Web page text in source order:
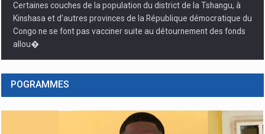
Certaines couches de la population du district de la Tshangu, à
Kinshasa et d'autres provinces de la République démocratique du
Congo ne se font pas vacciner suite au détournement des fonds
allou�
POGRAMMES